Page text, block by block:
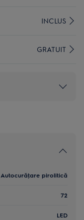
INCLUS
GRATUIT
Autocurăţare pirolitică
72
LED